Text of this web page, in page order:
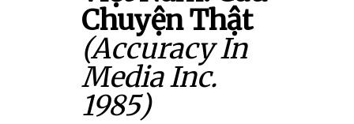
Chuyện Thật
(Accuracy In
Media Inc.
1985)